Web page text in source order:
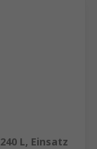
L, Einsatz